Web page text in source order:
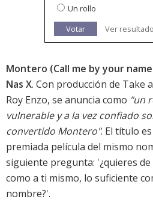
Un rollo
Votar
Ver
Montero (Call me by your
Nas X. Con producción de Take
Roy Enzo, se anuncia como "un
vulnerable y a la vez confiado
convertido Montero". El título
premiada película del mismo
siguiente pregunta: '¿quieres
como a ti mismo, lo suficiente
nombre?'.